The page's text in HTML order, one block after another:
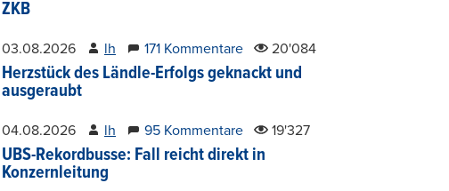
ZKB
03.08.2026 lh 171 Kommentare 20'084
Herzstück des Ländle-Erfolgs geknackt und
ausgeraubt
04.08.2026 lh 95 Kommentare 19'327
UBS-Rekordbusse: Fall reicht direkt in
Konzernleitung